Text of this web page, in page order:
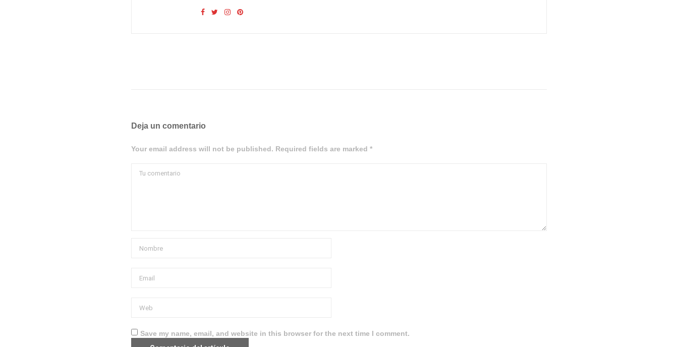
Deja un comentario
Your email address will not be published. Required fields are marked *
Save my name, email, and website in this browser for the next time I comment.